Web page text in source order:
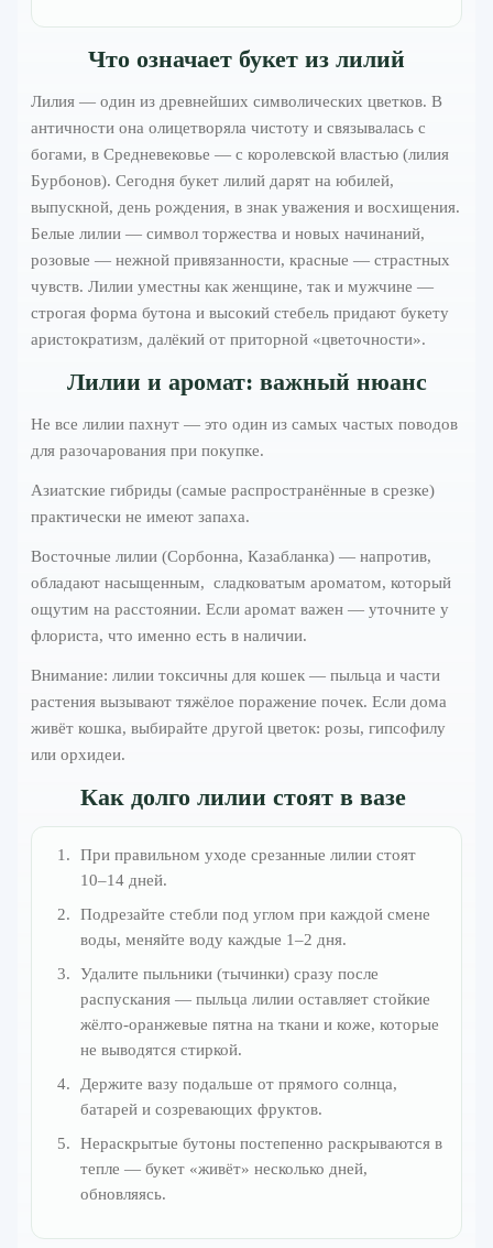
Что означает букет из лилий
Лилия — один из древнейших символических цветков. В
античности она олицетворяла чистоту и связывалась с
богами, в Средневековье — с королевской властью (лилия
Бурбонов). Сегодня букет лилий дарят на юбилей,
выпускной, день рождения, в знак уважения и восхищения.
Белые лилии — символ торжества и новых начинаний,
розовые — нежной привязанности, красные — страстных
чувств. Лилии уместны как женщине, так и мужчине —
строгая форма бутона и высокий стебель придают букету
аристократизм, далёкий от приторной «цветочности».
Лилии и аромат: важный нюанс
Не все лилии пахнут — это один из самых частых поводов
для разочарования при покупке.
Азиатские гибриды (самые распространённые в срезке)
практически не имеют запаха.
Восточные лилии (Сорбонна, Казабланка) — напротив,
обладают насыщенным, сладковатым ароматом, который
ощутим на расстоянии. Если аромат важен — уточните у
флориста, что именно есть в наличии.
Внимание: лилии токсичны для кошек — пыльца и части
растения вызывают тяжёлое поражение почек. Если дома
живёт кошка, выбирайте другой цветок: розы, гипсофилу
или орхидеи.
Как долго лилии стоят в вазе
При правильном уходе срезанные лилии стоят
10–14 дней.
Подрезайте стебли под углом при каждой смене
воды, меняйте воду каждые 1–2 дня.
Удалите пыльники (тычинки) сразу после
распускания — пыльца лилии оставляет стойкие
жёлто-оранжевые пятна на ткани и коже, которые
не выводятся стиркой.
Держите вазу подальше от прямого солнца,
батарей и созревающих фруктов.
Нераскрытые бутоны постепенно раскрываются в
тепле — букет «живёт» несколько дней,
обновляясь.